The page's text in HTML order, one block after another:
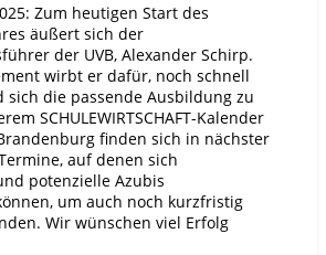
Zum heutigen Start des
äußert sich der
der UVB, Alexander Schirp.
wirbt er dafür, noch schnell
sich die passende Ausbildung zu
SCHULEWIRTSCHAFT-Kalender
finden sich in nächster
auf denen sich
potenzielle Azubis
um auch noch kurzfristig
Wir wünschen viel Erfolg